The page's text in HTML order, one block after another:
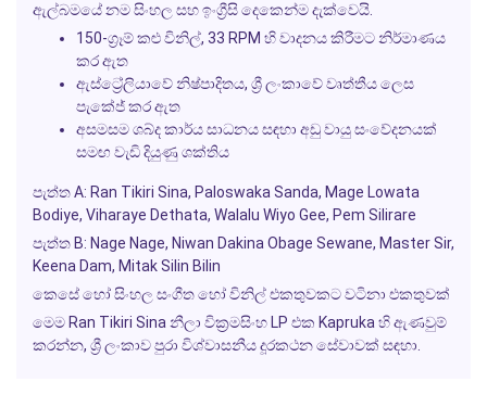
ඇල්බමයේ නම සිංහල සහ ඉංග්‍රීසි දෙකෙන්ම දැක්වෙයි.
150-ග්‍රෑම් කළු විනිල්, 33 RPM හි වාදනය කිරීමට නිර්මාණය
කර ඇත
ඇස්ට්‍රේලියාවේ නිෂ්පාදිතය, ශ්‍රී ලංකාවේ වෘත්තීය ලෙස
පැකේජ් කර ඇත
අසමසම ශබ්ද කාර්ය සාධනය සඳහා අඩු වායු සංවේදනයක්
සමඟ වැඩි දියුණු ශක්තිය
පැත්ත A: Ran Tikiri Sina, Paloswaka Sanda, Mage Lowata
Bodiye, Viharaye Dethata, Walalu Wiyo Gee, Pem Silirare
පැත්ත B: Nage Nage, Niwan Dakina Obage Sewane, Master Sir,
Keena Dam, Mitak Silin Bilin
කෙසේ හෝ සිංහල සංගීත හෝ විනිල් එකතුවකට වටිනා එකතුවක්
මෙම Ran Tikiri Sinaනීලා වික්‍රමසිංහ LP එක Kaprukaහි ඇණවුම්
කරන්න, ශ්‍රී ලංකාව පුරා විශ්වාසනීය දූරකථන සේවාවක් සඳහා.